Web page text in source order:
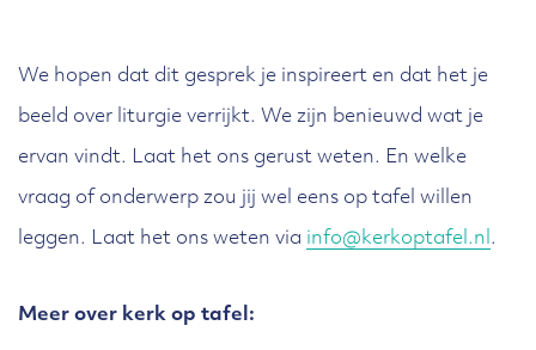
We hopen dat dit gesprek je inspireert en dat het je
beeld over liturgie verrijkt. We zijn benieuwd wat je
ervan vindt. Laat het ons gerust weten. En welke
vraag of onderwerp zou jij wel eens op tafel willen
leggen. Laat het ons weten via info@kerkoptafel.nl .
Meer over kerk op tafel: